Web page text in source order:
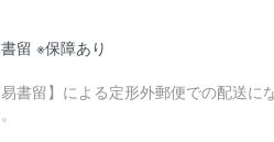
留 ※保障あり
易書留】による定形外郵便での配送に